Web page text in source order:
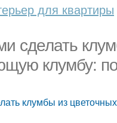
для квартиры
сделать
клумбу:
клумбы из